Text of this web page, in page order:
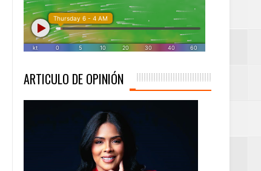
ARTICULO DE OPINIÓN